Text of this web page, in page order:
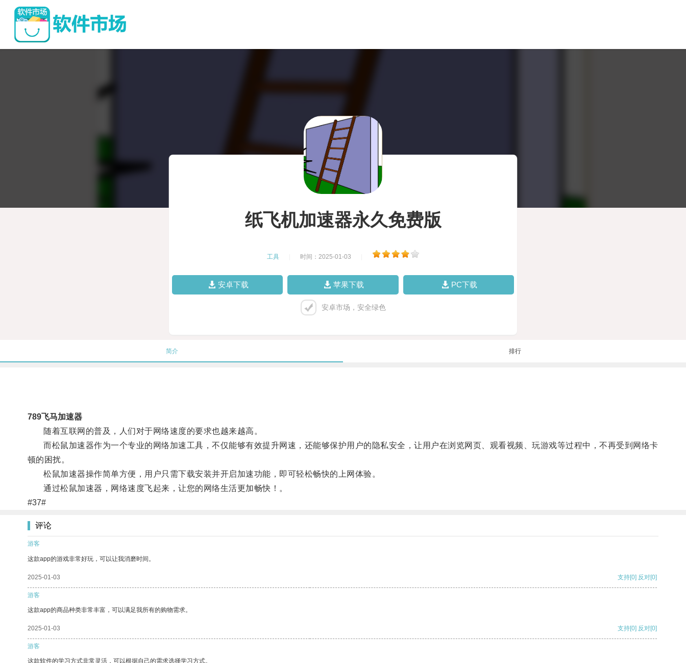
纸飞机加速器永久免费版
工具 时间：2025-01-03
安卓下载 苹果下载 PC下载
安卓市场，安全绿色
简介 排行
789飞马加速器
随着互联网的普及，人们对于网络速度的要求也越来越高。
而松鼠加速器作为一个专业的网络加速工具，不仅能够有效提升网速，还能够保护用户的隐私安全，让用户在浏览网页、观看视频、玩游戏等过程中，不再受到网络卡
顿的困扰。
松鼠加速器操作简单方便，用户只需下载安装并开启加速功能，即可轻松畅快的上网体验。
通过松鼠加速器，网络速度飞起来，让您的网络生活更加畅快！。
#37#
评论
游客
这款app的游戏非常好玩，可以让我消磨时间。
2025-01-03 支持[0] 反对[0]
游客
这款app的商品种类非常丰富，可以满足我所有的购物需求。
2025-01-03 支持[0] 反对[0]
游客
这款软件的学习方式非常灵活，可以根据自己的需求选择学习方式。